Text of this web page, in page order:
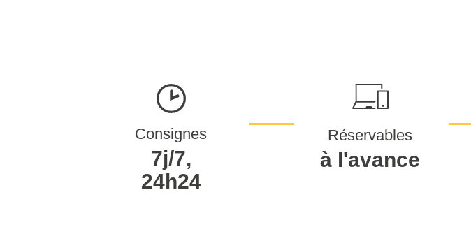
Consignes
7j/7,
24h24
Réservables
à l'avance